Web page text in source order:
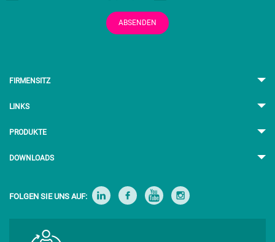
ABSENDEN
FIRMENSITZ
LINKS
PRODUKTE
DOWNLOADS
FOLGEN SIE UNS AUF: